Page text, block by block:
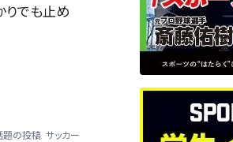
りでも止め
題の投稿 サッカー